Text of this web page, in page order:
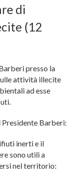
di
(12
presso la
attività illecite
ad esse
Barberi:
inerti e il
sono utili a
nel territorio: